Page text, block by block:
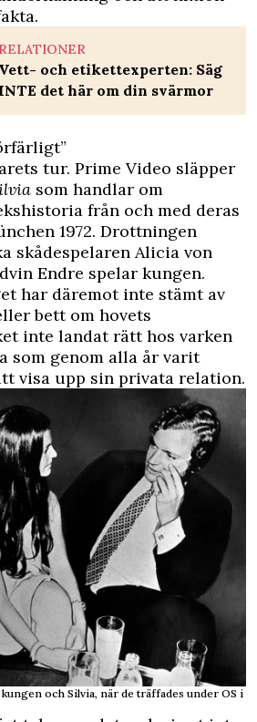
RELATIONER
Vett- och etikettexperten: Säg
INTE det här om din svärmor
tur. Prime Video släpper
som handlar om
från och med deras
1972. Drottningen
skådespelaren Alicia von
Endre spelar kungen.
har däremot inte stämt av
bett om hovets
inte landat rätt hos varken
som genom alla år varit
visa upp sin privata relation.
och Silvia, när de träffades under OS i